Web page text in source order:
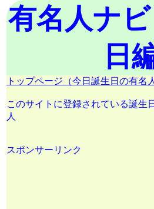
有名人ナ
日
トップページ（今日誕生日の有名
このサイトに登録されている誕生
人
スポンサーリンク